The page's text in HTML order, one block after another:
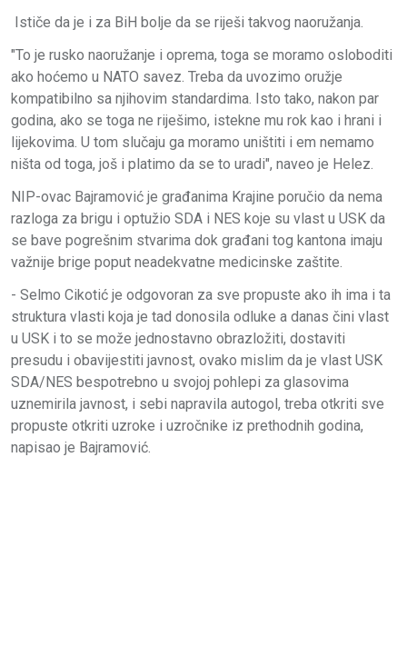
Ističe da je i za BiH bolje da se riješi takvog naoružanja.
"To je rusko naoružanje i oprema, toga se moramo osloboditi
ako hoćemo u NATO savez. Treba da uvozimo oružje
kompatibilno sa njihovim standardima. Isto tako, nakon par
godina, ako se toga ne riješimo, istekne mu rok kao i hrani i
lijekovima. U tom slučaju ga moramo uništiti i em nemamo
ništa od toga, još i platimo da se to uradi", naveo je Helez.
NIP-ovac Bajramović je građanima Krajine poručio da nema
razloga za brigu i optužio SDA i NES koje su vlast u USK da
se bave pogrešnim stvarima dok građani tog kantona imaju
važnije brige poput neadekvatne medicinske zaštite.
- Selmo Cikotić je odgovoran za sve propuste ako ih ima i ta
struktura vlasti koja je tad donosila odluke a danas čini vlast
u USK i to se može jednostavno obrazložiti, dostaviti
presudu i obavijestiti javnost, ovako mislim da je vlast USK
SDA/NES bespotrebno u svojoj pohlepi za glasovima
uznemirila javnost, i sebi napravila autogol, treba otkriti sve
propuste otkriti uzroke i uzročnike iz prethodnih godina,
napisao je Bajramović.